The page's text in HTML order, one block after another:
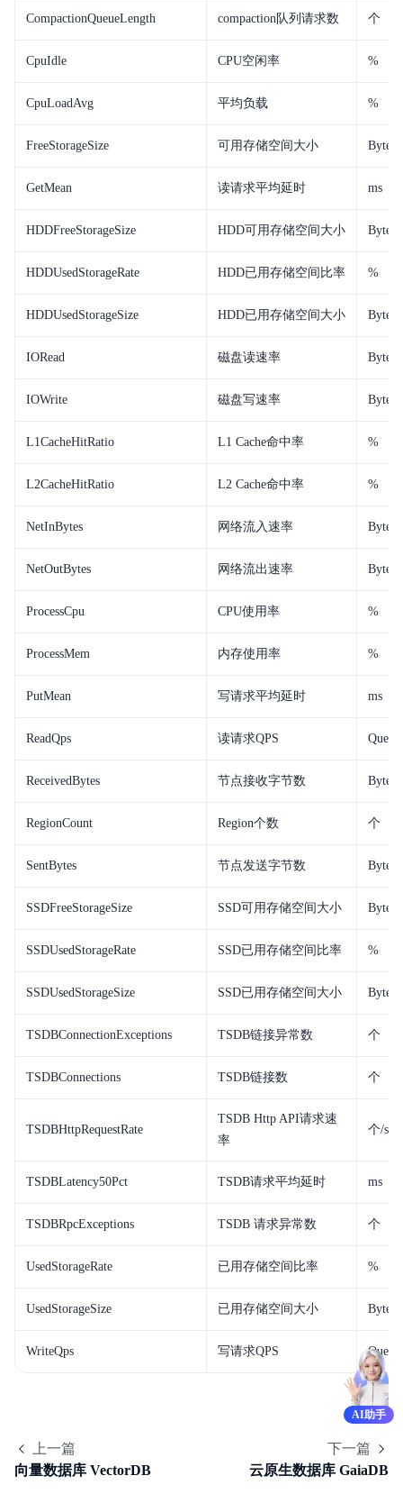
CompactionQueueLength compaction队列请求数 个
CpuIdle CPU空闲率 %
CpuLoadAvg 平均负载 %
FreeStorageSize 可用存储空间大小 Bytes
GetMean 读请求平均延时 ms
HDDFreeStorageSize HDD可用存储空间大小 Bytes
HDDUsedStorageRate HDD已用存储空间比率 %
HDDUsedStorageSize HDD已用存储空间大小 Bytes
IORead 磁盘读速率 Bytes/s
IOWrite 磁盘写速率 Bytes/s
L1CacheHitRatio L1 Cache命中率 %
L2CacheHitRatio L2 Cache命中率 %
NetInBytes 网络流入速率 Bytes/s
NetOutBytes 网络流出速率 Bytes/s
ProcessCpu CPU使用率 %
ProcessMem 内存使用率 %
PutMean 写请求平均延时 ms
ReadQps 读请求QPS
ReceivedBytes 节点接收字节数 Bytes
RegionCount Region个数 个
SentBytes 节点发送字节数 Bytes
SSDFreeStorageSize SSD可用存储空间大小 Bytes
SSDUsedStorageRate SSD已用存储空间比率 %
SSDUsedStorageSize SSD已用存储空间大小 Bytes
TSDBConnectionExceptions TSDB链接异常数 个
TSDBConnections TSDB链接数 个
TSDBHttpRequestRate
TSDB Http API请求速
率
个/s
TSDBLatency50Pct TSDB请求平均延时 ms
TSDBRpcExceptions TSDB 请求异常数 个
UsedStorageRate 已用存储空间比率 %
UsedStorageSize 已用存储空间大小 Bytes
WriteQps 写请求QPS
上一篇
向量数据库 VectorDB
下一篇
云原生数据库 GaiaDB
AI助手